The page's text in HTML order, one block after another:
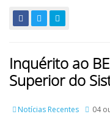
Inquérito ao
Superior do
Notícias Recentes 04